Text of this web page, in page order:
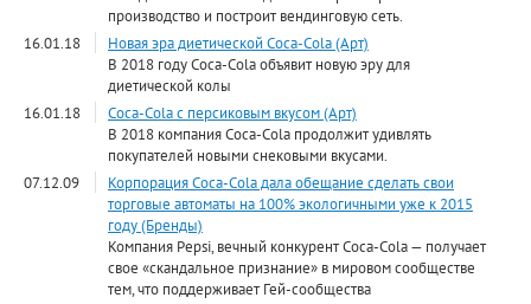
производство и построит вендинговую сеть.
16.01.18
Новая эра диетической Coca-Cola (Арт)
В 2018 году Coca-Cola объявит новую эру для
диетической колы
16.01.18
Coca-Cola с персиковым вкусом (Арт)
В 2018 компания Coca-Cola продолжит удивлять
покупателей новыми снековыми вкусами.
07.12.09
Корпорация Coca-Cola дала обещание сделать свои
торговые автоматы на 100% экологичными уже к 2015
году (Бренды)
Компания Pepsi, вечный конкурент Coca-Cola — получает
свое «скандальное признание» в мировом сообществе
тем, что поддерживает Гей-сообщества